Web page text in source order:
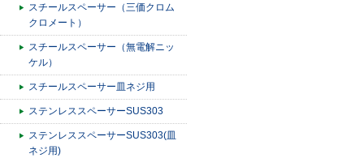
スチールスペーサー（三価クロム
クロメート）
スチールスペーサー（無電解ニッ
ケル）
スチールスペーサー皿ネジ用
ステンレススペーサーSUS303
ステンレススペーサーSUS303(皿
ネジ用)